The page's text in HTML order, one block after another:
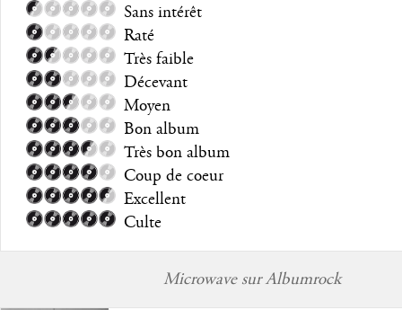
Sans intérêt
Raté
Très faible
Décevant
Moyen
Bon album
Très bon album
Coup de coeur
Excellent
Culte
Microwave sur Albumrock